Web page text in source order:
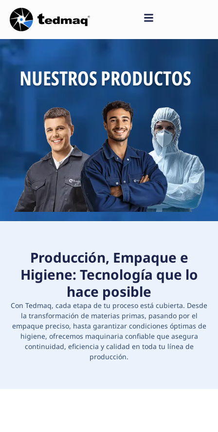
Saltar
al
contenido
NUESTROS PRODUCTOS
Producción, Empaque e
Higiene: Tecnología que lo
hace posible
Con Tedmaq, cada etapa de tu proceso está cubierta. Desde
la transformación de materias primas, pasando por el
empaque preciso, hasta garantizar condiciones óptimas de
higiene, ofrecemos maquinaria confiable que asegura
continuidad, eficiencia y calidad en toda tu línea de
producción.